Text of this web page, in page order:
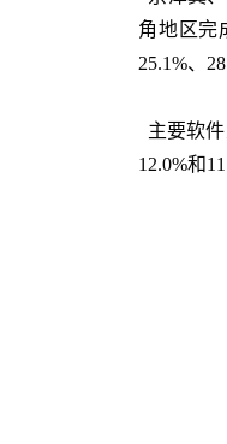
角地区完
25.1%、
主要软
12.0%和